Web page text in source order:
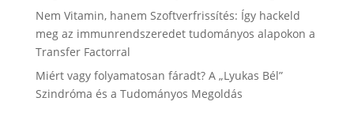
Nem Vitamin, hanem Szoftverfrissítés: Így hackeld
meg az immunrendszeredet tudományos alapokon a
Transfer Factorral
Miért vagy folyamatosan fáradt? A „Lyukas Bél”
Szindróma és a Tudományos Megoldás